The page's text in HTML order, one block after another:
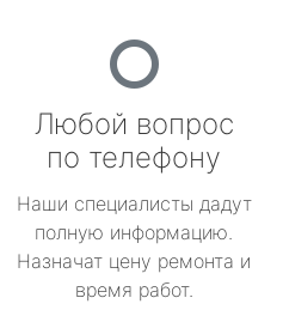
Любой вопрос
по телефону
Наши специалисты дадут
полную информацию.
Назначат цену ремонта и
время работ.